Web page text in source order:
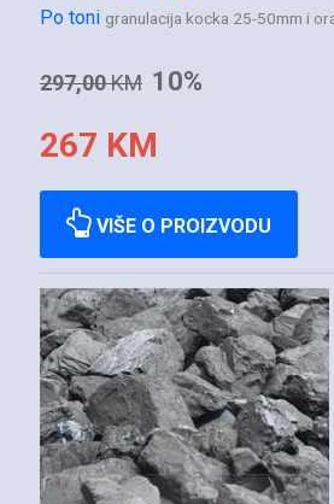
Po toni granulacija kocka 25-50mm i
297,00KM 10%
267 KM
VIŠE O PROIZVODU